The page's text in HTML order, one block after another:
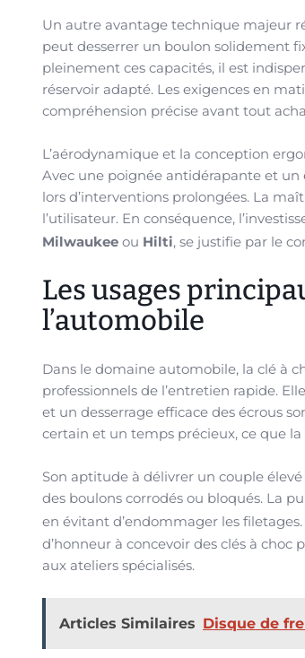
Un autre avantage technique majeur
peut desserrer un boulon solidement
pleinement ces capacités, il est
réservoir adapté. Les exigences en
compréhension précise avant tout
L’aérodynamique et la conception
Avec une poignée antidérapante et
lors d’interventions prolongées. La
l’utilisateur. En conséquence,
Milwaukee ou Hilti, se justifie par le
Les usages
l’automobile
Dans le domaine automobile, la clé à
professionnels de l’entretien rapide.
et un desserrage efficace des écrous
certain et un temps précieux, ce que
Son aptitude à délivrer un couple
des boulons corrodés ou bloqués. La
en évitant d’endommager les
d’honneur à concevoir des clés à
aux ateliers spécialisés.
Articles Similaires Disque de